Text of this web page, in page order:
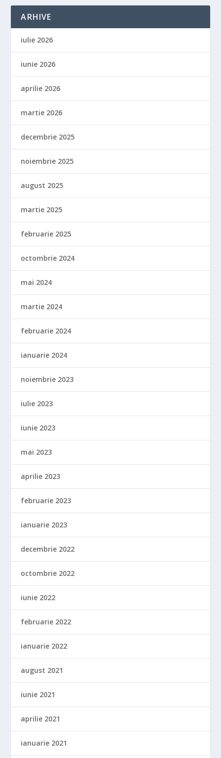
ARHIVE
iulie 2026
iunie 2026
aprilie 2026
martie 2026
decembrie 2025
noiembrie 2025
august 2025
martie 2025
februarie 2025
octombrie 2024
mai 2024
martie 2024
februarie 2024
ianuarie 2024
noiembrie 2023
iulie 2023
iunie 2023
mai 2023
aprilie 2023
februarie 2023
ianuarie 2023
decembrie 2022
octombrie 2022
iunie 2022
februarie 2022
ianuarie 2022
august 2021
iunie 2021
aprilie 2021
ianuarie 2021